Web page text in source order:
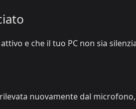
e che il tuo PC non sia
nuovamente dal